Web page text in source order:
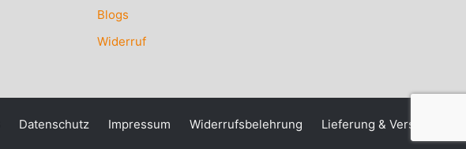
Blogs
Widerruf
Datenschutz Impressum Widerrufsbelehrung Lieferung & Versand